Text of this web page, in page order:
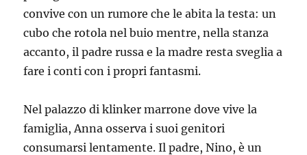
convive con un rumore che le abita la testa: un
cubo che rotola nel buio mentre, nella stanza
accanto, il padre russa e la madre resta sveglia a
fare i conti con i propri fantasmi.
Nel palazzo di klinker marrone dove vive la
famiglia, Anna osserva i suoi genitori
consumarsi lentamente. Il padre, Nino, è un